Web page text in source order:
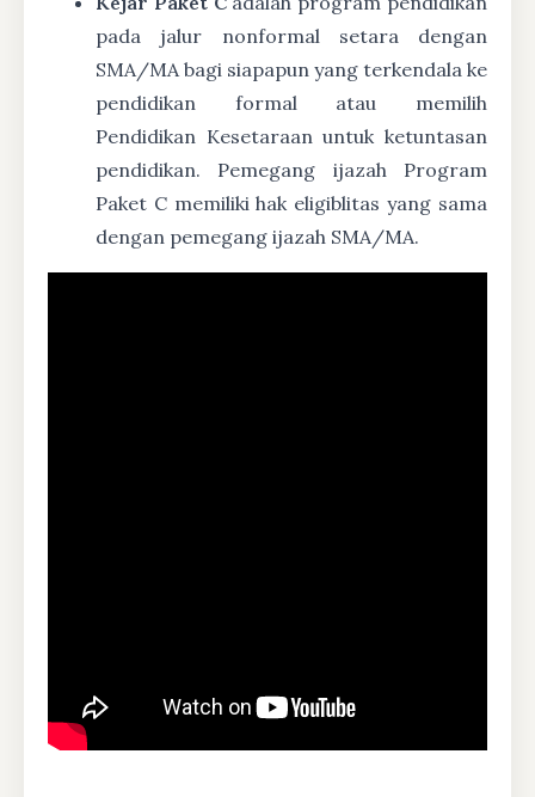
pada jalur nonformal setara dengan
SMA/MA bagi siapapun yang terkendala ke
pendidikan formal atau memilih
Pendidikan Kesetaraan untuk ketuntasan
pendidikan. Pemegang ijazah Program
Paket C memiliki hak eligiblitas yang sama
dengan pemegang ijazah SMA/MA.